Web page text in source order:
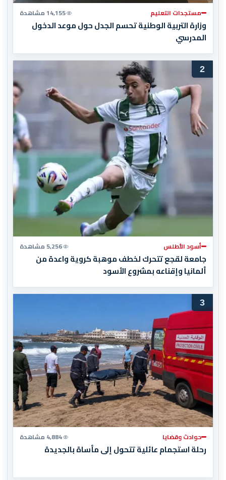
مستجدات التعليم 14,155 مشاهدة
وزارة التربية الوطنية تحسم الجدل حول موعد الدخول
المدرسي
2
أسود الأطلس 5,256 مشاهدة
جامعة لقجع تتحرك لخطف موهبة كروية واعدة من
ألمانيا وإقناعه بمشروع الأسود
3
حوادث وقضايا 4,884 مشاهدة
رحلة استجمام عائلية تتحول إلى مأساة بالجديدة